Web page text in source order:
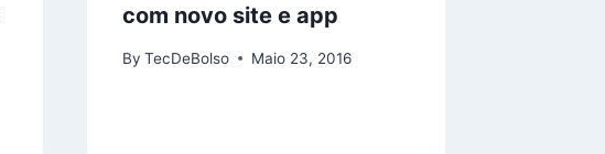
com novo site e app
By TecDeBolso Maio 23, 2016